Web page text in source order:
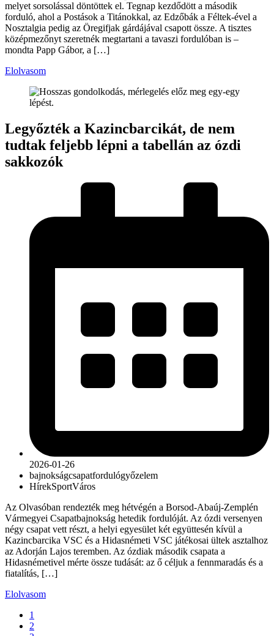
melyet sorsolással döntöttek el. Tegnap kezdődött a második
forduló, ahol a Postások a Titánokkal, az Edzőbák a Féltek-ével a
Nosztalgia pedig az Öregifjak gárdájával csapott össze. A tisztes
középmezőnyt szeretnék megtartani a tavaszi fordulóban is –
mondta Papp Gábor, a […]
Elolvasom
Legyőzték a Kazincbarcikát, de nem
tudtak feljebb lépni a tabellán az ózdi
sakkozók
2026-01-26
bajnokságcsapatfordulógyőzelem
HírekSportVáros
Az Olvasóban rendezték meg hétvégén a Borsod-Abaúj-Zemplén
Vármegyei Csapatbajnokság hetedik fordulóját. Az ózdi versenyen
négy csapat vett részt, a helyi egyesület két együttesén kívül a
Kazincbarcika VSC és a Hidasnémeti VSC játékosai ültek asztalhoz
az Adorján Lajos teremben. Az ózdiak második csapata a
Hidasnémetivel mérte össze tudását: az ő céljuk a fennmaradás és a
fiatalítás, […]
Elolvasom
1
2